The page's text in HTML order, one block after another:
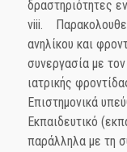
δραστηριότητες
viii.
ανηλίκου και
συνεργασία με
ιατρικής
Επιστημονικά
Εκπαιδευτικό
παράλληλα με τη